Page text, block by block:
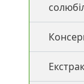
Со-